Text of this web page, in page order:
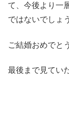
て、今後より一
ではないでしょ
ご結婚おめでと
最後まで見てい